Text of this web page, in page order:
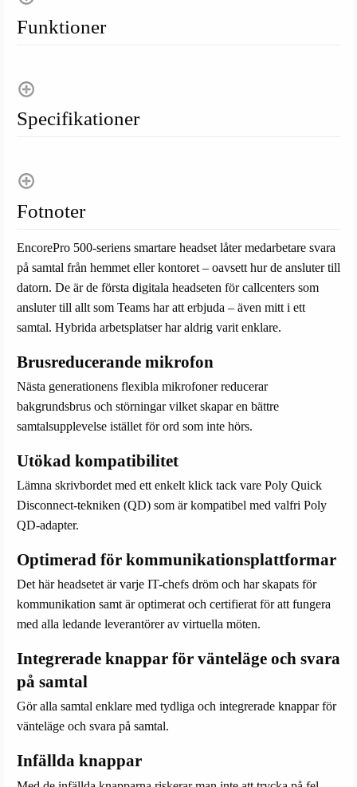
Funktioner
Specifikationer
Fotnoter
EncorePro 500-seriens smartare headset låter medarbetare svara
på samtal från hemmet eller kontoret – oavsett hur de ansluter till
datorn. De är de första digitala headseten för callcenters som
ansluter till allt som Teams har att erbjuda – även mitt i ett
samtal. Hybrida arbetsplatser har aldrig varit enklare.
Brusreducerande mikrofon
Nästa generationens flexibla mikrofoner reducerar
bakgrundsbrus och störningar vilket skapar en bättre
samtalsupplevelse istället för ord som inte hörs.
Utökad kompatibilitet
Lämna skrivbordet med ett enkelt klick tack vare Poly Quick
Disconnect-tekniken (QD) som är kompatibel med valfri Poly
QD-adapter.
Optimerad för kommunikationsplattformar
Det här headsetet är varje IT-chefs dröm och har skapats för
kommunikation samt är optimerat och certifierat för att fungera
med alla ledande leverantörer av virtuella möten.
Integrerade knappar för vänteläge och svara
på samtal
Gör alla samtal enklare med tydliga och integrerade knappar för
vänteläge och svara på samtal.
Infällda knappar